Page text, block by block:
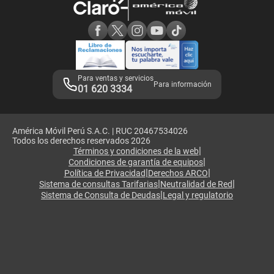
Adquirientes iPhone 6, 6S y SE
Mensaje de Seguridad
Términos y Condiciones de Tienda Claro
Libro de Reclamaciones
Legales de marketplace
Para ventas y servicios
01 620 3334 Para información
América Móvil Perú S.A.C. | RUC 20467534026
Todos los derechos reservados 2026
Términos y condiciones de la web|
Condiciones de garantía de equipos|
Política de Privacidad|Derechos ARCO|
Sistema de consultas Tarifarias|Neutralidad de Red|
Sistema de Consulta de Deudas|Legal y regulatorio